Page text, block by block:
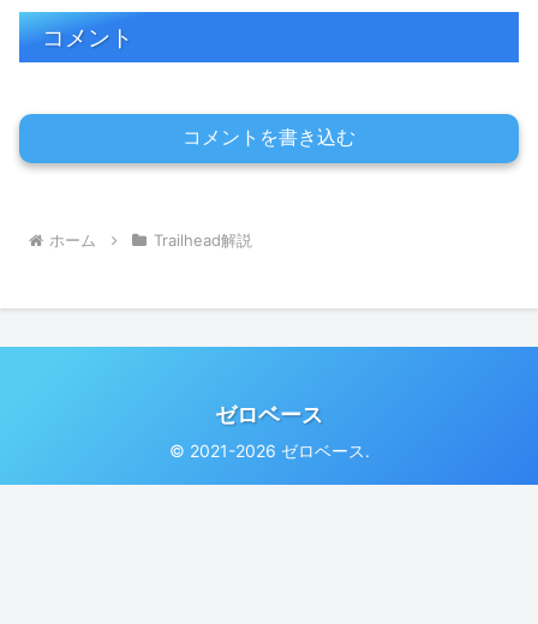
コメント
コメントを書き込む
ホーム Trailhead解説
ゼロベース
© 2021-2026 ゼロベース.